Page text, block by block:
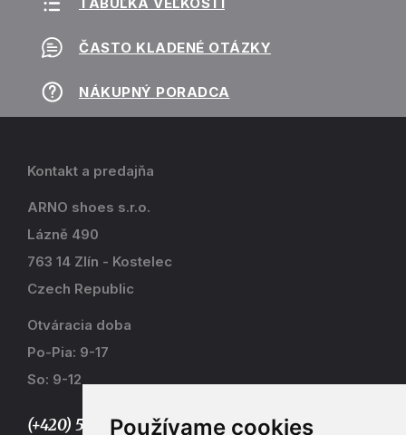
Používame cookies
ČASTO KLADENÉ OTÁZKY
NÁKUPNÝ PORADCA
Kontakt a predajňa
ARNO shoes s.r.o.
Lázně 490
763 14 Zlín - Kostelec
Czech Republic
Otváracia doba
Po-Pia: 9-17
So: 9-12
(+420) 577 915 036,